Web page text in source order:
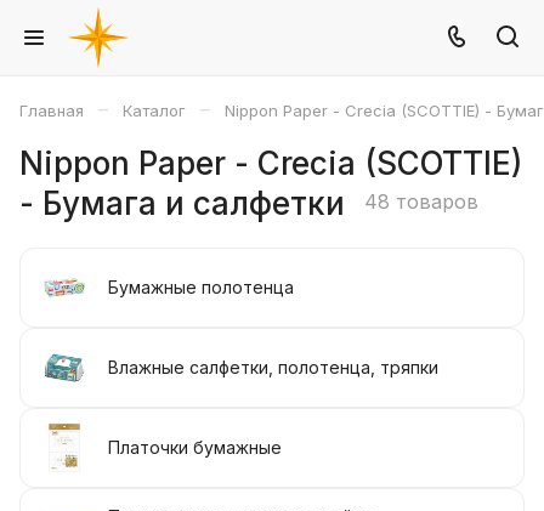
Главная – Каталог – Nippon Paper - Crecia (SCOTTIE) -
Nippon Paper - Crecia (SCOTTIE)
- Бумага и салфетки
48 товаров
Бумажные полотенца
Влажные салфетки, полотенца, тряпки
Платочки бумажные